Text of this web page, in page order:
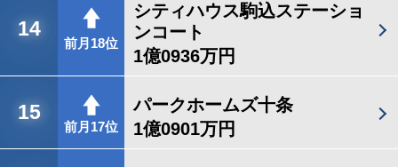
14
前月18位
シティハウス駒込ステーショ
ンコート
1億0936万円
15
前月17位
パークホームズ十条
1億0901万円